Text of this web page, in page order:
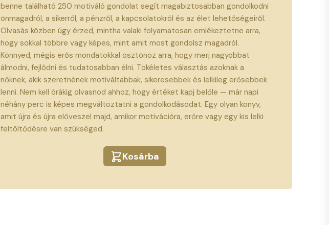
benne található 250 motiváló gondolat segít magabiztosabban gondolkodni
önmagadról, a sikerről, a pénzről, a kapcsolatokról és az élet lehetőségeiről.
Olvasás közben úgy érzed, mintha valaki folyamatosan emlékeztetne arra,
hogy sokkal többre vagy képes, mint amit most gondolsz magadról.
Könnyed, mégis erős mondatokkal ösztönöz arra, hogy merj nagyobbat
álmodni, fejlődni és tudatosabban élni. Tökéletes választás azoknak a
nőknek, akik szeretnének motiváltabbak, sikeresebbek és lelkileg erősebbek
lenni. Nem kell órákig olvasnod ahhoz, hogy értéket kapj belőle — már napi
néhány perc is képes megváltoztatni a gondolkodásodat. Egy olyan könyv,
amit újra és újra előveszel majd, amikor motivációra, erőre vagy egy kis lelki
feltöltődésre van szükséged.
Kosárba